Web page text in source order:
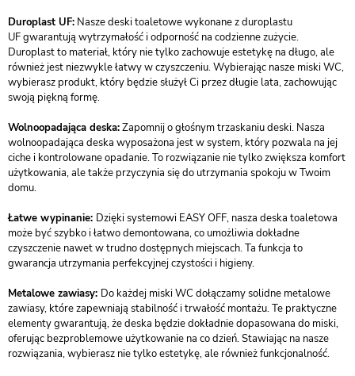
Duroplast UF: Nasze deski toaletowe wykonane z duroplastu
UF gwarantują wytrzymałość i odporność na codzienne zużycie.
Duroplast to materiał, który nie tylko zachowuje estetykę na długo, ale
również jest niezwykle łatwy w czyszczeniu. Wybierając nasze miski WC,
wybierasz produkt, który będzie służył Ci przez długie lata, zachowując
swoją piękną formę.
Wolnoopadająca deska:Zapomnij o głośnym trzaskaniu deski. Nasza
wolnoopadająca deska wyposażona jest w system, który pozwala na jej
ciche i kontrolowane opadanie. To rozwiązanie nie tylko zwiększa komfort
użytkowania, ale także przyczynia się do utrzymania spokoju w Twoim
domu.
Łatwe wypinanie: Dzięki systemowi EASY OFF, nasza deska toaletowa
może być szybko i łatwo demontowana, co umożliwia dokładne
czyszczenie nawet w trudno dostępnych miejscach. Ta funkcja to
gwarancja utrzymania perfekcyjnej czystości i higieny.
Metalowe zawiasy: Do każdej miski WC dołączamy solidne metalowe
zawiasy, które zapewniają stabilność i trwałość montażu. Te praktyczne
elementy gwarantują, że deska będzie dokładnie dopasowana do miski,
oferując bezproblemowe użytkowanie na co dzień. Stawiając na nasze
rozwiązania, wybierasz nie tylko estetykę, ale również funkcjonalność.